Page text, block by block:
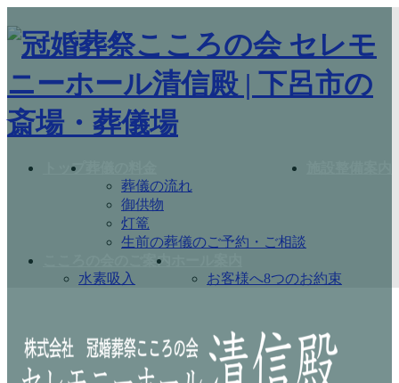
ン
ツ
へ
ス
ビ
シ
ョ
ン
トップ
葬儀の流れ
御供物
灯篭
生前の葬儀のご予約・ご相談
こころの会のご案内
水素吸入
お客様へ8つのお約束